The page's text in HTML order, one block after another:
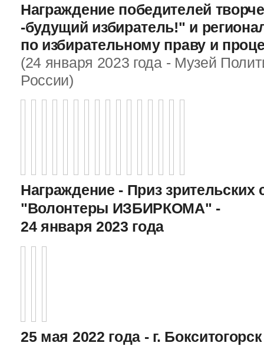
Награждение победителей
-будущий избиратель!" и
по избирательному праву и
(24 января 2023 года - Музей
России)
Награждение - Приз зрительских
"Волонтеры ИЗБИРКОМА" -
24 января 2023 года
25 мая 2022 года - г.